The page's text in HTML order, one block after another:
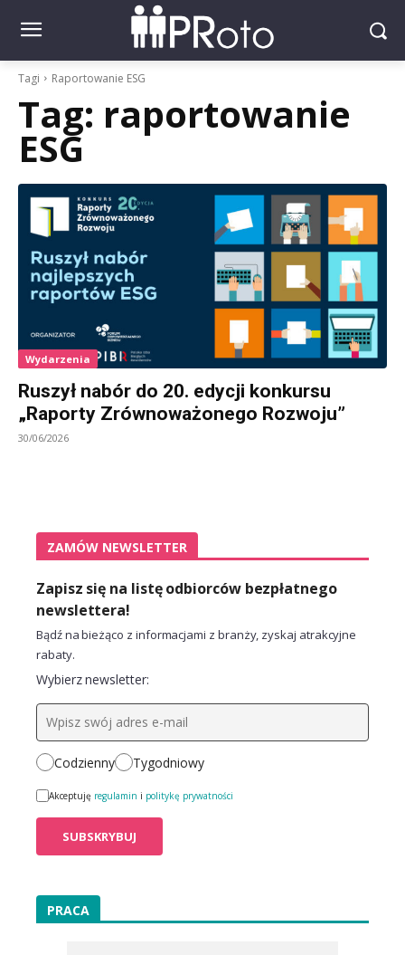
Tagi Raportowanie ESG
Tag: raportowanie
ESG
Wydarzenia
Ruszył nabór do 20. edycji konkursu
„Raporty Zrównoważonego Rozwoju”
30/06/2026
ZAMÓW NEWSLETTER
Zapisz się na listę odbiorców bezpłatnego
newslettera!
Bądź na bieżąco z informacjami z branży, zyskaj atrakcyjne
rabaty.
Wybierz newsletter:
Codzienny Tygodniowy
Akceptuję regulamin i politykę prywatności
PRACA